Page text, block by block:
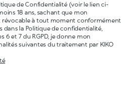
de Confidentialité (voir le lien ci-
18 ans, sachant que mon
révocable à tout moment conformément
dans la Politique de confidentialité,
6 et 7 du RGPD, je donne mon
suivantes du traitement par KIKO